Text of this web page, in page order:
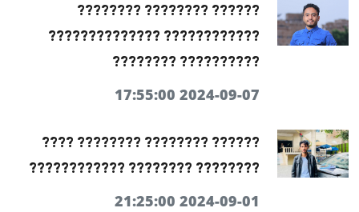
?????? ???????? ????????
???????????? ??????????????
?????????? ????????
2024-09-07 17:55:00
?????? ???????? ???????? ????
???????? ???????? ????????????
2024-09-01 21:25:00